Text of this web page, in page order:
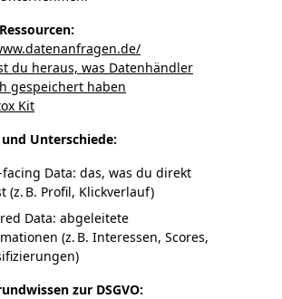
du heraus, was Datenhändler
gespeichert haben
Kit
Unterschiede:
facing Data: das, was du direkt
(z. B. Profil, Klickverlauf)
Data: abgeleitete
(z. B. Interessen, Scores,
zur DSGVO: